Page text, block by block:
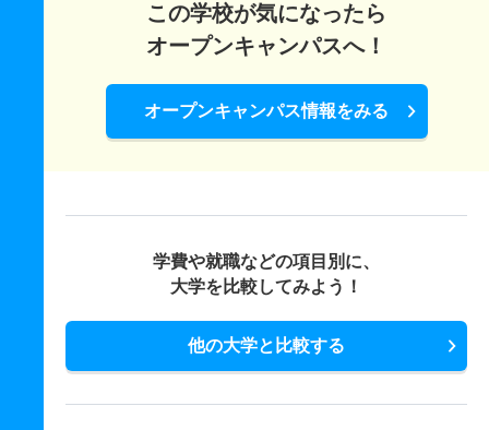
この学校が気になったら
オープンキャンパスへ！
オープンキャンパス情報をみる
学費や就職などの項目別に、
大学を比較してみよう！
他の大学と比較する